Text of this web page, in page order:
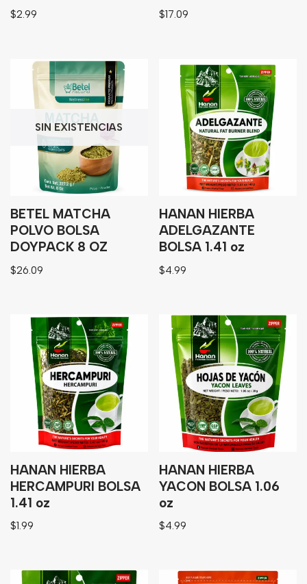
$2.99 $17.09
SIN EXISTENCIAS
BETEL MATCHA
POLVO BOLSA
DOYPACK 8 OZ
$26.09
HANAN HIERBA
ADELGAZANTE
BOLSA 1.41 oz
$4.99
HANAN HIERBA
HERCAMPURI BOLSA
1.41 oz
$1.99
HANAN HIERBA
YACON BOLSA 1.06
oz
$4.99